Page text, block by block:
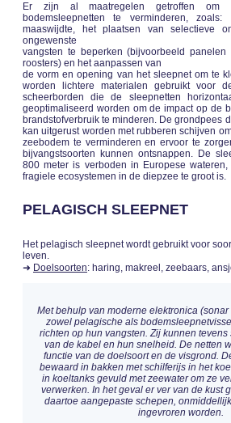
Er zijn al maatregelen getroffen om
bodemsleepnetten te verminderen,
maaswijdte, het plaatsen van selectieve
ongewenste
vangsten te beperken (bijvoorbeeld
roosters) en het aanpassen van
de vorm en opening van het sleepnet om te
worden lichtere materialen gebruikt voor
scheerborden die de sleepnetten
geoptimaliseerd worden om de impact op de
brandstofverbruik te minderen. De grondpees
kan uitgerust worden met rubberen schijven
zeebodem te verminderen en ervoor te
bijvangstsoorten kunnen ontsnappen. De
800 meter is verboden in Europese
fragiele ecosystemen in de diepzee te groot is.
PELAGISCH SLEEPNET
Het pelagisch sleepnet wordt gebruikt voor
leven.
➜ Doelsoorten: haring, makreel, zeebaars,
Met behulp van moderne elektronica
zowel pelagische als
richten op hun vangsten. Zij kunnen
van de kabel en hun snelheid. De netten
functie van de doelsoort en de visgrond.
bewaard in bakken met schilferijs in het
in koeltanks gevuld met zeewater om ze
verwerken. In het geval er ver van de kust
daartoe aangepaste schepen,
ingevroren worden.